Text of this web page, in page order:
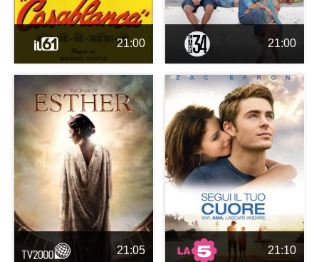
21:00 21:00
21:05 21:10